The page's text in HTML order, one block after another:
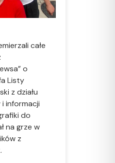
całe
o
Listy
z działu
informacji
do
na grze w
z